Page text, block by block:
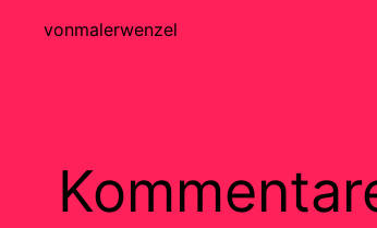
vonmalerwenzel